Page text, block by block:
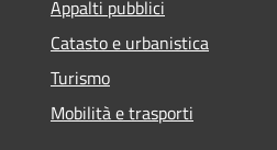
Appalti pubblici
Catasto e urbanistica
Turismo
Mobilità e trasporti